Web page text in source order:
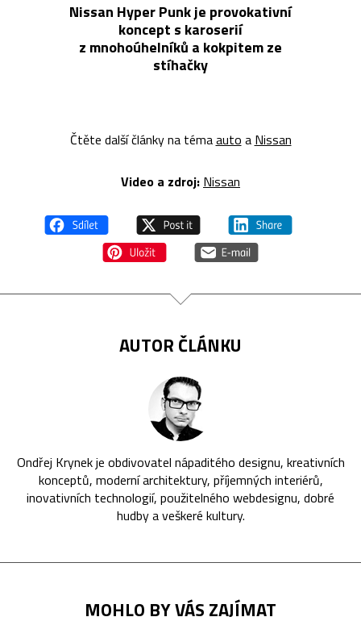
Nissan Hyper Punk je provokativní
koncept s karoserií
z mnohoúhelníků a kokpitem ze
stíhačky
Čtěte další články na témaauto a Nissan
Video a zdroj: Nissan
AUTOR ČLÁNKU
Ondřej Krynek je obdivovatel nápaditého designu, kreativních
konceptů, moderní architektury, příjemných interiérů,
inovativních technologií, použitelného webdesignu, dobré
hudby a veškeré kultury.
MOHLO BY VÁS ZAJÍMAT